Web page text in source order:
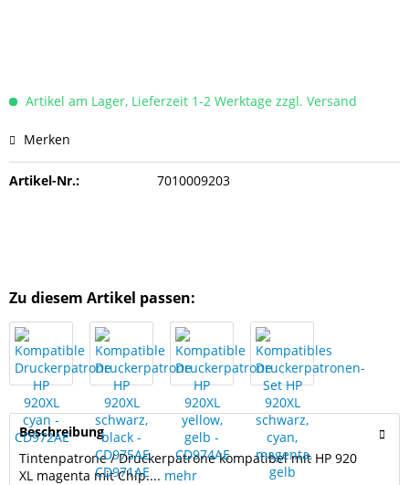
Artikel am Lager, Lieferzeit 1-2 Werktage zzgl. Versand
Merken
Artikel-Nr.: 7010009203
Zu diesem Artikel passen:
Beschreibung
Tintenpatrone / Druckerpatrone kompatibel mit HP 920
XL magenta mit Chip.... mehr